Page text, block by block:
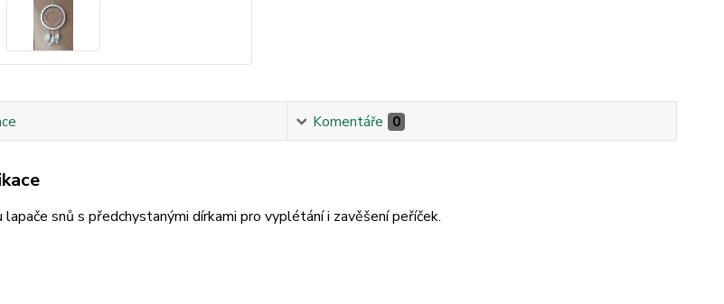
Komentáře 0
lapače snů s předchystanými dírkami pro vyplétání i zavěšení peříček.